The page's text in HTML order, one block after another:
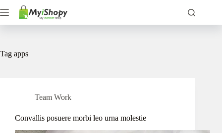
to
content
Tag apps
Team Work
Convallis posuere morbi leo urna molestie